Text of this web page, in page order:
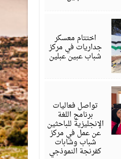
اختتام معسكر
جداريات في مركز
شباب عبين عبلين
2026
تواصل فعاليات
برنامج اللغة
الإنجليزية للباحثين
عن عمل في مركز
شباب وشابات
كفرنجة النموذجي
يوليو
2026